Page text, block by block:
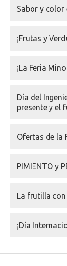
Sabor y color
¡Frutas y
¡La Feria
Día del
presente y el
Ofertas de la
PIMIENTO y
La frutilla con
¡Día